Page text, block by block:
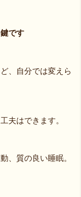
です
、自分では変えら
夫はできます。
、質の良い睡眠。